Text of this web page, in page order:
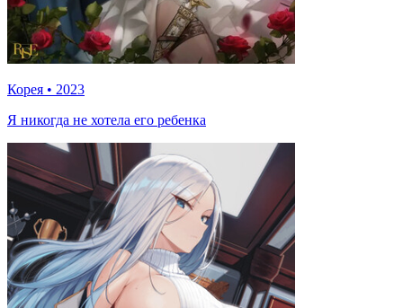
Корея • 2023
Я никогда не хотела его ребенка